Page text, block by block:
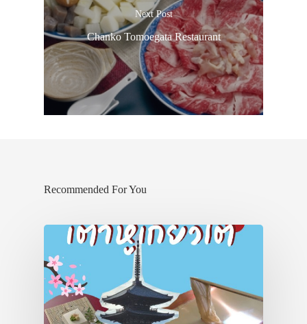
Next Post
Chanko Tomoegata Restaurant
Recommended For You